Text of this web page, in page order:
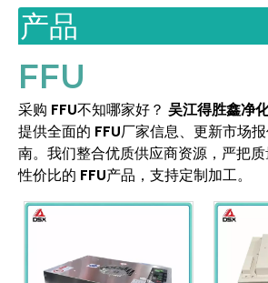
产品
FFU
采购 FFU不知哪家好？ 吴江得胜鑫净
提供全面的 FFU厂家信息、更新市场
南。我们整合优质供应商资源，严把
性价比的 FFU产品，支持定制加工。